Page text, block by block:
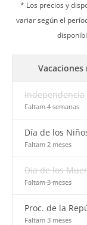
* Los precios y
variar según el
Vacaciones
Independencia
Faltam 4 semanas
Día de los
Faltam 2 meses
Día de los
Faltam 3 meses
Proc. de la
Faltam 3 meses